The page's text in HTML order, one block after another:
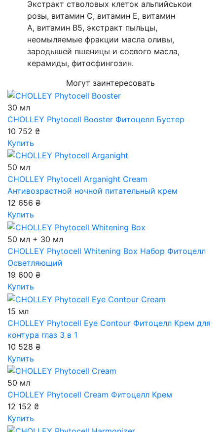
Экстракт стволовых клеток альпийськои
розы, витамин С, витамин Е, витамин
А, витамин В5, экстракт пыльцы,
неомыляемые фракции масла оливы,
зародышей пшеницы и соевого масла,
керамиды, фитосфингозин.
Могут заинтересовать
30 мл
CHOLLEY Phytocell Booster Фитоцелл Бустер
10 752 ₴
Купить
50 мл
CHOLLEY Phytocell Arganight Cream
Антивозрастной ночной питательный крем
12 656 ₴
Купить
50 мл + 30 мл
CHOLLEY Phytocell Whitening Box Набор Фитоцелл
Осветляющий
19 600 ₴
Купить
15 мл
CHOLLEY Phytocell Eye Contour Фитоцелл Крем для
контура глаз 3 в 1
10 528 ₴
Купить
50 мл
CHOLLEY Phytocell Cream Фитоцелл Крем
12 152 ₴
Купить